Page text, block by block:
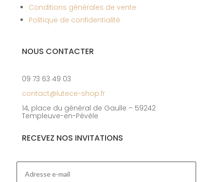
Conditions générales de vente
Politique de confidentialité
NOUS CONTACTER
09 73 63 49 03
contact@lutece-shop.fr
14, place du général de Gaulle – 59242
Templeuve-en-Pévèle
RECEVEZ NOS INVITATIONS